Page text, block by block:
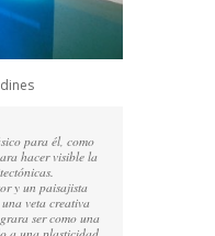
para él, como
hacer visible la
y un paisajista
veta creativa
ser como una